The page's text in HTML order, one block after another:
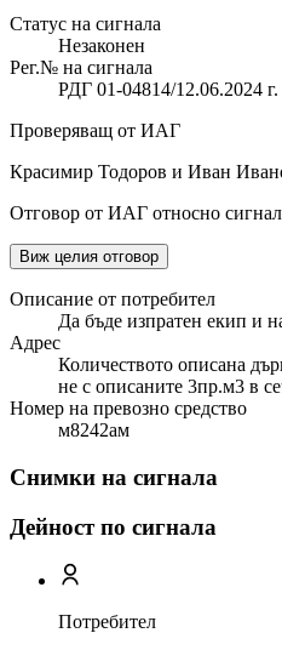
Статус на сигнала
Незаконен
Рег.№ на сигнала
РДГ 01-04814/12.06.2024
Проверяващ от ИАГ
Красимир Тодоров и Иван
Отговор от ИАГ относно
Виж целия отговор
Описание от потребител
Да бъде изпратен екип и
Адрес
Количеството описана
не с описаните 3пр.м3 в
Номер на превозно средство
м8242ам
Снимки на сигнала
Дейност по сигнала
Потребител